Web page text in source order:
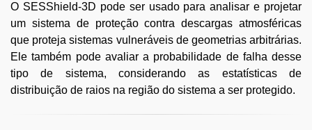
O SESShield-3D pode ser usado para analisar e projetar
um sistema de proteção contra descargas atmosféricas
que proteja sistemas vulneráveis de geometrias arbitrárias.
Ele também pode avaliar a probabilidade de falha desse
tipo de sistema, considerando as estatísticas de
distribuição de raios na região do sistema a ser protegido.